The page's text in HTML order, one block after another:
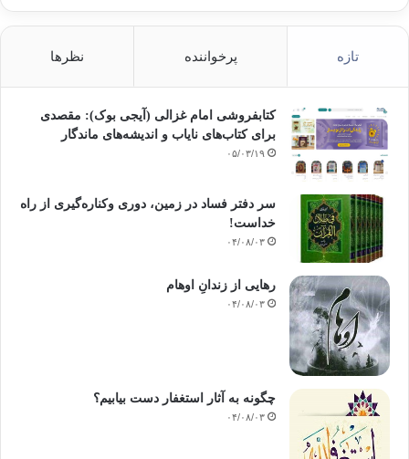
تازه پرخواننده نظرها
کتابفروشی امام غزالی (آیجی بوک): مقصدی
برای کتاب‌های نایاب و اندیشه‌های ماندگار
۰۵/۰۳/۱۹
سر دفتر فساد در زمین‌، دوری وکناره‌گیری از راه
خداست‌!
۰۴/۰۸/۰۳
رهایی از زندانِ اوهام
۰۴/۰۸/۰۳
چگونه به آثار استغفار دست بیابیم؟
۰۴/۰۸/۰۳